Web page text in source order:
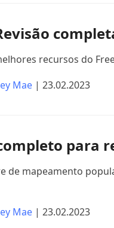
recursos do
Mae | 23.02.2023
para
de mapeamento
Mae | 23.02.2023